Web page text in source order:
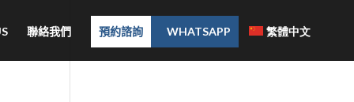
聯絡我們 預約諮詢 WHATSAPP 繁體中文